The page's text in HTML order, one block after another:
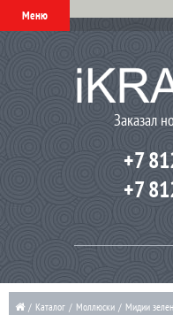
Меню
Заказал
+7
+7
/ Каталог / Моллюски / Мидии